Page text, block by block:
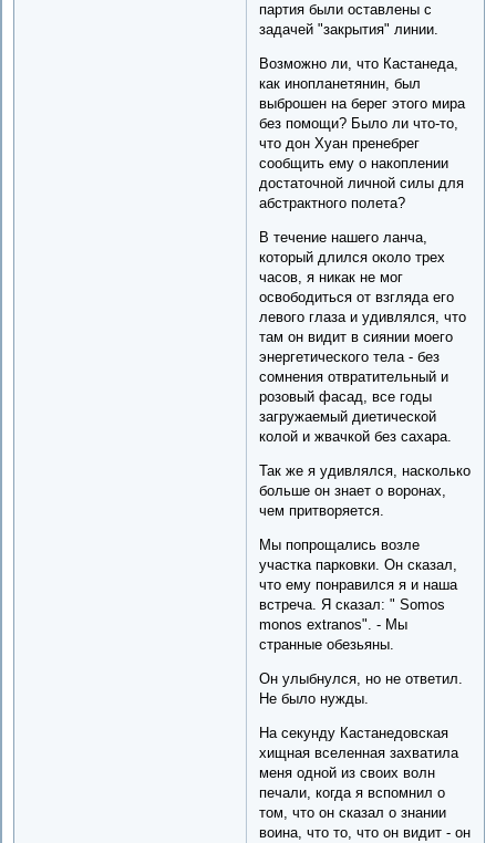
партия были оставлены с
задачей "закрытия" линии.
Возможно ли, что Кастанеда,
как инопланетянин, был
выброшен на берег этого мира
без помощи? Было ли что-то,
что дон Хуан пренебрег
сообщить ему о накоплении
достаточной личной силы для
абстрактного полета?
В течение нашего ланча,
который длился около трех
часов, я никак не мог
освободиться от взгляда его
левого глаза и удивлялся, что
там он видит в сиянии моего
энергетического тела - без
сомнения отвратительный и
розовый фасад, все годы
загружаемый диетической
колой и жвачкой без сахара.
Так же я удивлялся, насколько
больше он знает о воронах,
чем притворяется.
Мы попрощались возле
участка парковки. Он сказал,
что ему понравился я и наша
встреча. Я сказал: " Somos
monos extranos". - Мы
странные обезьяны.
Он улыбнулся, но не ответил.
Не было нужды.
На секунду Кастанедовская
хищная вселенная захватила
меня одной из своих волн
печали, когда я вспомнил о
том, что он сказал о знании
воина, что то, что он видит - он